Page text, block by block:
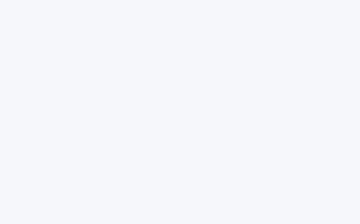
完成过二级资质及以上